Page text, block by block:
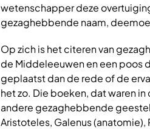
wetenschapper deze
gezaghebbende naam,
Op zich is het citeren van
de Middeleeuwen en een poos
geplaatst dan de rede of de
het zo. Die boeken, dat waren
andere gezaghebbende
Aristoteles, Galenus